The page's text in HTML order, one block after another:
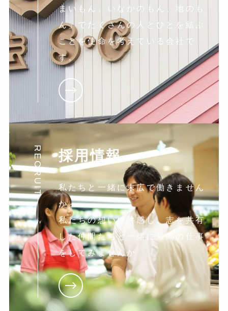
まいもん、いなかのもん、地のも
ん」でたくさんの人とひとを結ぶ
ことを使命を考えている会社で
す。
RECRUIT 採用情報
私たちと一緒に末広で働きません
か。
私たちの想いに共感し。志を共有
した仲間たちと一緒に最高の仕事
をしてみませんか